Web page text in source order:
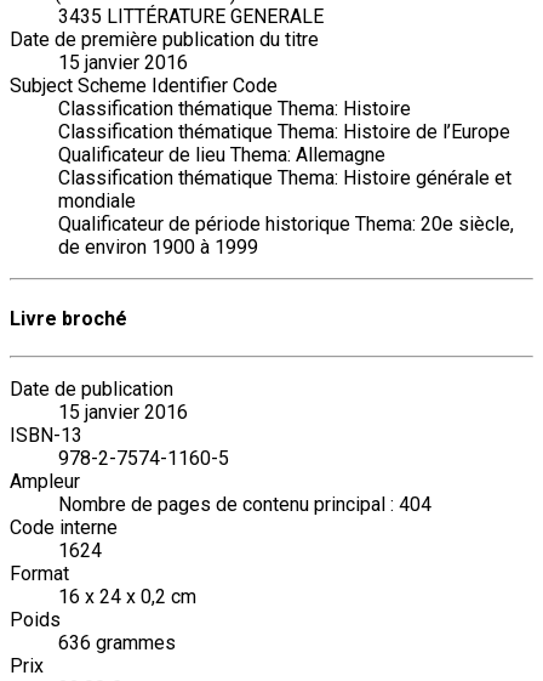
3435 LITTÉRATURE GENERALE
Date de première publication du titre
15 janvier 2016
Subject Scheme Identifier Code
Classification thématique Thema: Histoire
Classification thématique Thema: Histoire de l’Europe
Qualificateur de lieu Thema: Allemagne
Classification thématique Thema: Histoire générale et
mondiale
Qualificateur de période historique Thema: 20e siècle,
de environ 1900 à 1999
Livre broché
Date de publication
15 janvier 2016
ISBN-13
978-2-7574-1160-5
Ampleur
Nombre de pages de contenu principal : 404
Code interne
1624
Format
16 x 24 x 0,2 cm
Poids
636 grammes
Prix